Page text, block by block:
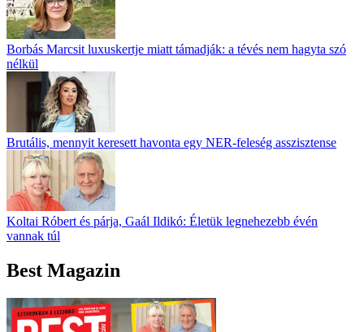
Borbás Marcsit luxuskertje miatt támadják: a tévés nem hagyta szó
nélkül
Brutális, mennyit keresett havonta egy NER-feleség asszisztense
Koltai Róbert és párja, Gaál Ildikó: Életük legnehezebb évén
vannak túl
Best Magazin